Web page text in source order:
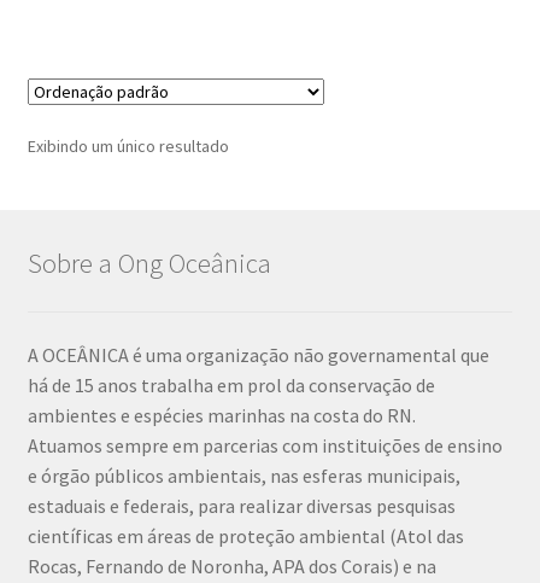
Exibindo um único resultado
Sobre a Ong Oceânica
A OCEÂNICA é uma organização não governamental que
há de 15 anos trabalha em prol da conservação de
ambientes e espécies marinhas na costa do RN.
Atuamos sempre em parcerias com instituições de ensino
e órgão públicos ambientais, nas esferas municipais,
estaduais e federais, para realizar diversas pesquisas
científicas em áreas de proteção ambiental (Atol das
Rocas, Fernando de Noronha, APA dos Corais) e na